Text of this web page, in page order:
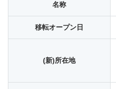
名称
移転オープン日
(新)所在地